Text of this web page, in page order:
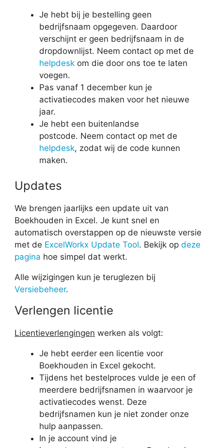
Je hebt bij je bestelling geen
bedrijfsnaam opgegeven. Daardoor
verschijnt er geen bedrijfsnaam in de
dropdownlijst. Neem contact op met de
helpdesk om die door ons toe te laten
voegen.
Pas vanaf 1 december kun je
activatiecodes maken voor het nieuwe
jaar.
Je hebt een buitenlandse
postcode. Neem contact op met de
helpdesk, zodat wij de code kunnen
maken.
Updates
We brengen jaarlijks een update uit van
Boekhouden in Excel. Je kunt snel en
automatisch overstappen op de nieuwste versie
met de ExcelWorkx Update Tool. Bekijk op deze
pagina hoe simpel dat werkt.
Alle wijzigingen kun je teruglezen bij
Versiebeheer.
Verlengen licentie
Licentieverlengingen werken als volgt:
Je hebt eerder een licentie voor
Boekhouden in Excel gekocht.
Tijdens het bestelproces vulde je een of
meerdere bedrijfsnamen in waarvoor je
activatiecodes wenst. Deze
bedrijfsnamen kun je niet zonder onze
hulp aanpassen.
In je account vind je